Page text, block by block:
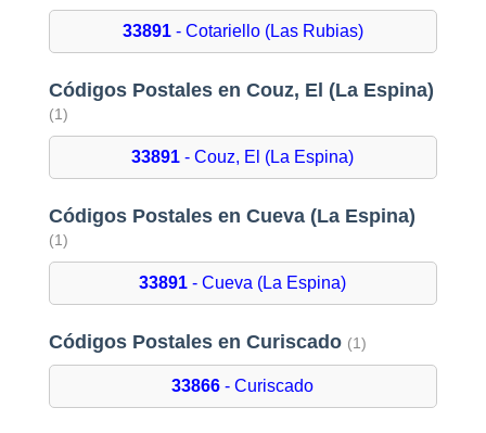
33891- Cotariello (Las Rubias)
Códigos Postales en Couz, El (La Espina)
(1)
33891 - Couz, El (La Espina)
Códigos Postales en Cueva (La Espina)
(1)
33891 - Cueva (La Espina)
Códigos Postales en Curiscado (1)
33866 - Curiscado